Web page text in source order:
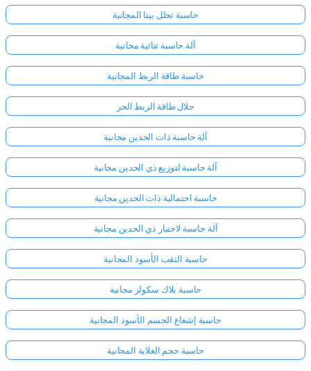
لا
توجد
أسئلة
اطرح
سؤالك
الأول
حاسبة تحلل بيتا المجانية
آلة حاسبة ثنائية مجانية
حاسبة طاقة الربط المجانية
حلال طاقة الربط الحر
آلة حاسبة ذات الحدين مجانية
آلة حاسبة لتوزيع ذي الحدين مجانية
حاسبة احتمالية ذات الحدين مجانية
آلة حاسبة لاختبار ذي الحدين مجانية
حاسبة الثقب الأسود المجانية
حاسبة بلاك سكولز مجانية
حاسبة إشعاع الجسم الأسود المجانية
حاسبة حجم الغلاية المجانية